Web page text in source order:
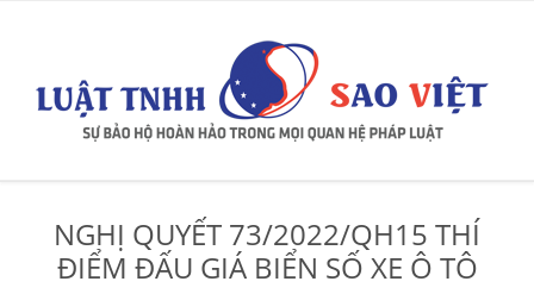
NGHỊ QUYẾT 73/2022/QH15 THÍ
ĐIỂM ĐẤU GIÁ BIỂN SỐ XE Ô TÔ